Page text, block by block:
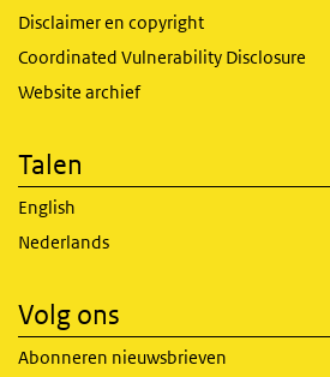
Disclaimer en copyright
Coordinated Vulnerability Disclosure
Website archief
Talen
English
Nederlands
Volg ons
Abonneren nieuwsbrieven